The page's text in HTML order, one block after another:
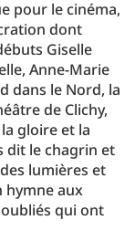
pour le cinéma,
dont
Giselle
Anne-Marie
dans le Nord, la
de Clichy,
gloire et la
dit le chagrin et
lumières et
hymne aux
qui ont